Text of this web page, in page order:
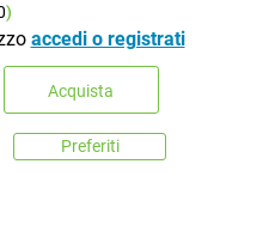
)
accedi o registrati
Acquista
Preferiti